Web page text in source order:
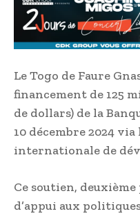
Le Togo de Faure
financement de 125
de dollars) de la
10 décembre 2024 via
internationale de
Ce soutien,
d’appui aux